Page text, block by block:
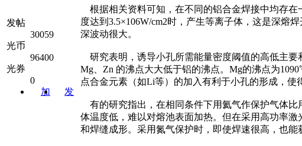
发帖
30059
光币
96400
光券
0
加
发
根据相关资料可知，在不同的铝合金焊接中均存在
度达到3.5×106W/cm2时，产生等离子体，这是深熔
深波动很大。
研究表明，诱导小孔所需能量密度阈值的高低主要
Mg、Zn 的沸点大大低于铝的沸点。Mg的沸点为
点合金元素（如Li等）的加入有利于小孔的形成，使
有的研究指出，在相同条件下用氦气作保护气体
体温度低，难以对熔池表面加热。但在采用高功率
和焊缝成形。采用氮气保护时，即使焊速很高，也